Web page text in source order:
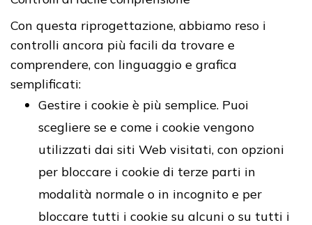
Con questa riprogettazione, abbiamo reso i
controlli ancora più facili da trovare e
comprendere, con linguaggio e grafica
semplificati:
Gestire i cookie è più semplice. Puoi
scegliere se e come i cookie vengono
utilizzati dai siti Web visitati, con opzioni
per bloccare i cookie di terze parti in
modalità normale o in incognito e per
bloccare tutti i cookie su alcuni o su tutti i